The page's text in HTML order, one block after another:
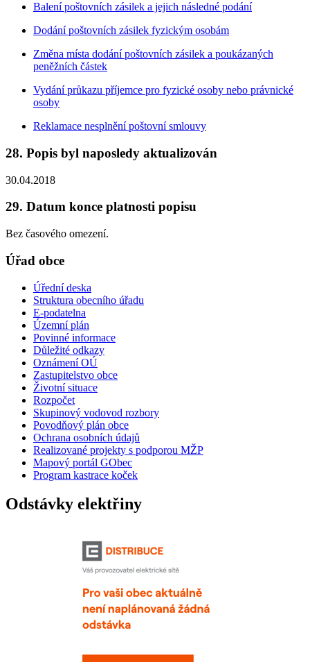
Balení poštovních zásilek a jejich následné podání
Dodání poštovních zásilek fyzickým osobám
Změna místa dodání poštovních zásilek a poukázaných
peněžních částek
Vydání průkazu příjemce pro fyzické osoby nebo právnické
osoby
Reklamace nesplnění poštovní smlouvy
28. Popis byl naposledy aktualizován
30.04.2018
29. Datum konce platnosti popisu
Bez časového omezení.
Úřad obce
Úřední deska
Struktura obecního úřadu
E-podatelna
Územní plán
Povinné informace
Důležité odkazy
Oznámení OÚ
Zastupitelstvo obce
Životní situace
Rozpočet
Skupinový vodovod rozbory
Povodňový plán obce
Ochrana osobních údajů
Realizované projekty s podporou MŽP
Mapový portál GObec
Program kastrace koček
Odstávky elektřiny